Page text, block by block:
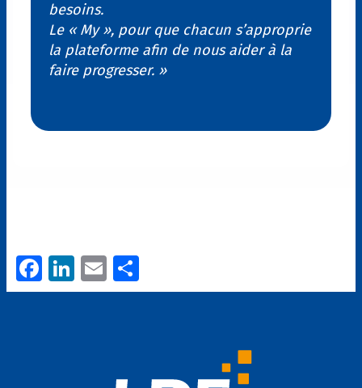
besoins.
Le « My », pour que chacun s’approprie
la plateforme afin de nous aider à la
faire progresser. »
Fa
ce
Li
n
E
m ar
er